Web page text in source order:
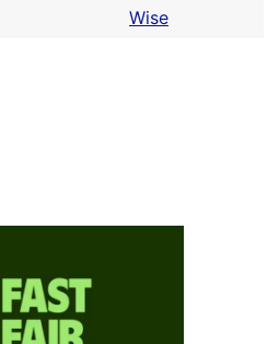
Wise